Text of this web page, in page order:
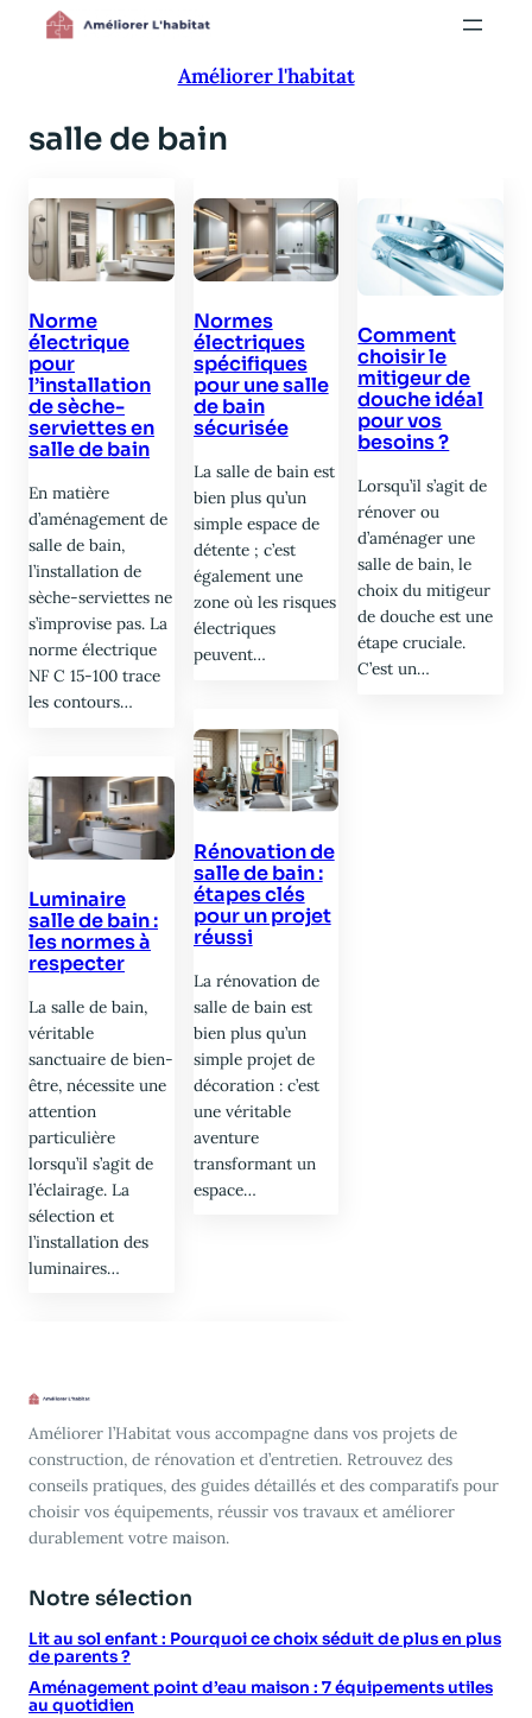
Aller
Améliorer l'habitat
salle de bain
Norme
électrique
pour
l’installation
de sèche-
serviettes en
salle de bain
En matière
d’aménagement de
salle de bain,
l’installation de
sèche-serviettes ne
s’improvise pas. La
norme électrique
NF C 15-100 trace
les contours…
Luminaire
salle de bain :
les normes à
respecter
La salle de bain,
véritable
sanctuaire de bien-
être, nécessite une
attention
particulière
lorsqu’il s’agit de
l’éclairage. La
sélection et
l’installation des
luminaires…
Normes
électriques
spécifiques
pour une salle
de bain
sécurisée
La salle de bain est
bien plus qu’un
simple espace de
détente ; c’est
également une
zone où les risques
électriques
peuvent…
Rénovation de
salle de bain :
étapes clés
pour un projet
réussi
La rénovation de
salle de bain est
bien plus qu’un
simple projet de
décoration : c’est
une véritable
aventure
transformant un
espace…
Comment
choisir le
mitigeur de
douche idéal
pour vos
besoins ?
Lorsqu’il s’agit de
rénover ou
d’aménager une
salle de bain, le
choix du mitigeur
de douche est une
étape cruciale.
C’est un…
Améliorer l’Habitat vous accompagne dans vos projets de
construction, de rénovation et d’entretien. Retrouvez des
conseils pratiques, des guides détaillés et des comparatifs pour
choisir vos équipements, réussir vos travaux et améliorer
durablement votre maison.
Notre sélection
Lit au sol enfant : Pourquoi ce choix séduit de plus en plus
de parents ?
Aménagement point d’eau maison : 7 équipements utiles
au quotidien